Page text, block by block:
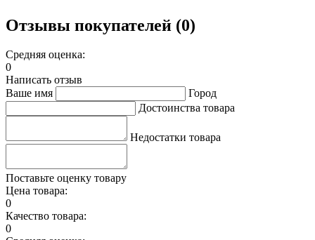
Отзывы покупателей (0)
Средняя оценка:
0
Написать отзыв
Ваше имя
Город
Достоинства товара
Недостатки товара
Поставьте оценку товару
Цена товара:
0
Качество товара:
0